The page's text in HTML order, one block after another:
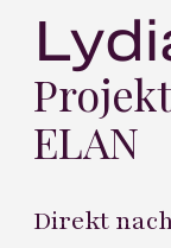
ELAN
Direkt